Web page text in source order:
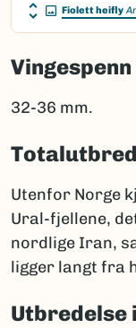
Fiolett heifly
Vingespenn
32-36 mm.
Utenfor Norge
Ural-fjellene,
nordlige Iran,
ligger langt fra
Utbredelse